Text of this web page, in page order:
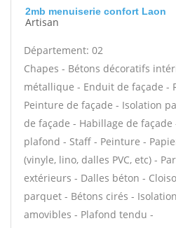
2mb menuiserie confort Laon
Artisan
Département: 02
Chapes - Bétons décoratifs
métallique - Enduit de façade -
Peinture de façade - Isolation
de façade - Habillage de
plafond - Staff - Peinture -
(vinyle, lino, dalles PVC, etc) -
extérieurs - Dalles béton -
parquet - Bétons cirés -
amovibles - Plafond tendu -